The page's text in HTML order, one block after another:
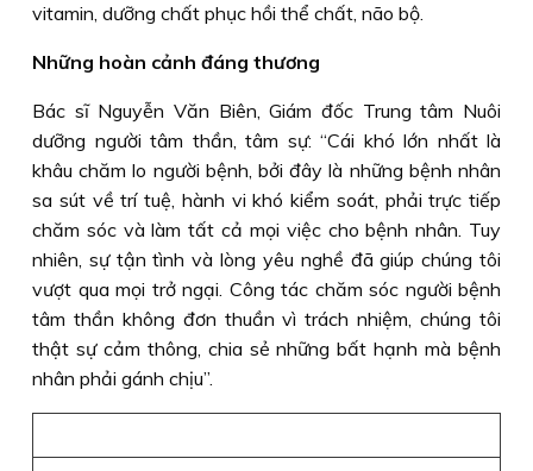
vitamin, dưỡng chất phục hồi thể chất, não bộ.
Những hoàn cảnh đáng thương
Bác sĩ Nguyễn Văn Biên, Giám đốc Trung tâm Nuôi
dưỡng người tâm thần, tâm sự: “Cái khó lớn nhất là
khâu chăm lo người bệnh, bởi đây là những bệnh nhân
sa sút về trí tuệ, hành vi khó kiểm soát, phải trực tiếp
chăm sóc và làm tất cả mọi việc cho bệnh nhân. Tuy
nhiên, sự tận tình và lòng yêu nghề đã giúp chúng tôi
vượt qua mọi trở ngại. Công tác chăm sóc người bệnh
tâm thần không đơn thuần vì trách nhiệm, chúng tôi
thật sự cảm thông, chia sẻ những bất hạnh mà bệnh
nhân phải gánh chịu”.